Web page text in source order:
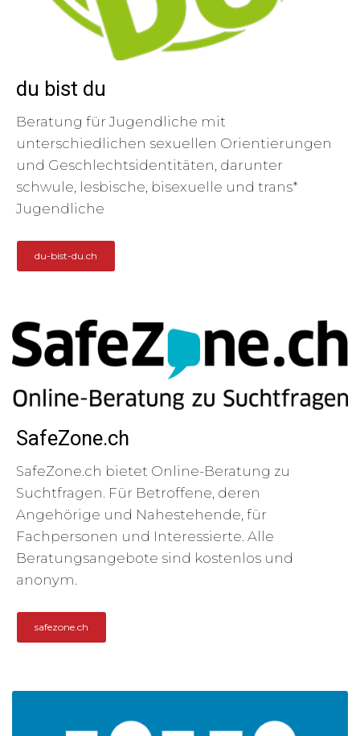
du bist du
Beratung für Jugendliche mit
unterschiedlichen sexuellen Orientierungen
und Geschlechtsidentitäten, darunter
schwule, lesbische, bisexuelle und trans*
Jugendliche
du-bist-du.ch
SafeZone.ch
SafeZone.ch bietet Online-Beratung zu
Suchtfragen. Für Betroffene, deren
Angehörige und Nahestehende, für
Fachpersonen und Interessierte. Alle
Beratungsangebote sind kostenlos und
anonym.
safezone.ch